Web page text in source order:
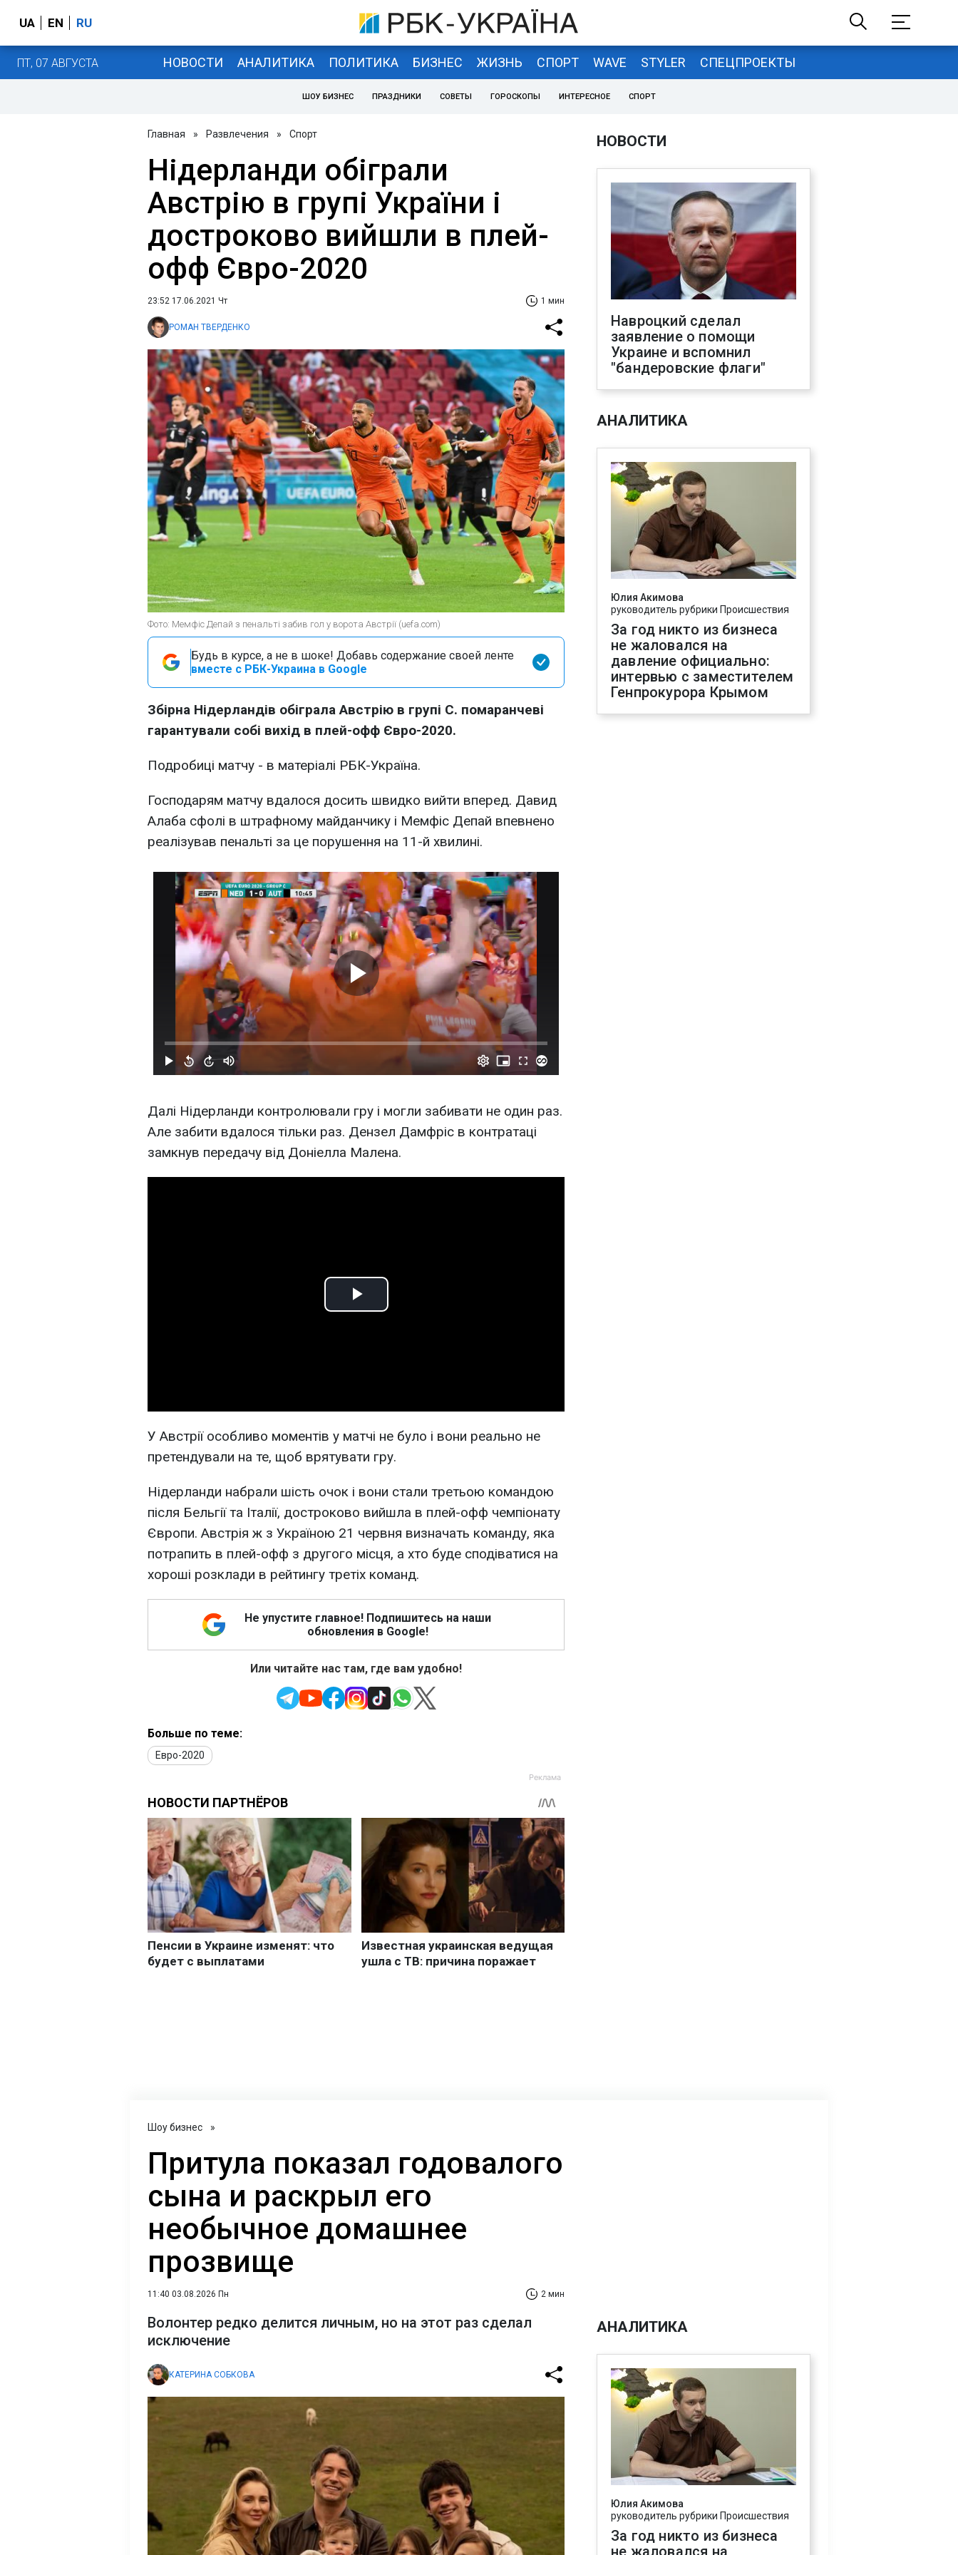
UA EN RU
ПТ, 07 АВГУСТА НОВОСТИ АНАЛИТИКА ПОЛИТИКА БИЗНЕС ЖИЗНЬ СПОРТ WAVE STYLER СПЕЦПРОЕКТЫ
ШОУ БИЗНЕС ПРАЗДНИКИ СОВЕТЫ ГОРОСКОПЫ ИНТЕРЕСНОЕ СПОРТ
Главная » Развлечения » Спорт
Нідерланди обіграли
Австрію в групі України і
достроково вийшли в плей-
офф Євро-2020
23:52 17.06.2021 Чт 1 мин
РОМАН ТВЕРДЕНКО
Фото: Мемфіс Депай з пенальті забив гол у ворота Австрії (uefa.com)
Будь в курсе, а не в шоке! Добавь содержание своей ленте
вместе с РБК-Украина в Google
Збірна Нідерландів обіграла Австрію в групі C. помаранчеві
гарантували собі вихід в плей-офф Євро-2020.
Подробиці матчу - в матеріалі РБК-Україна.
Господарям матчу вдалося досить швидко вийти вперед. Давид
Алаба сфолі в штрафному майданчику і Мемфіс Депай впевнено
реалізував пенальті за це порушення на 11-й хвилині.
Далі Нідерланди контролювали гру і могли забивати не один раз.
Але забити вдалося тільки раз. Дензел Дамфріс в контратаці
замкнув передачу від Доніелла Малена.
Play
У Австрії особливо моментів у матчі не було і вони реально не
претендували на те, щоб врятувати гру.
Нідерланди набрали шість очок і вони стали третьою командою
після Бельгії та Італії, достроково вийшла в плей-офф чемпіонату
Європи. Австрія ж з Україною 21 червня визначать команду, яка
потрапить в плей-офф з другого місця, а хто буде сподіватися на
хороші розклади в рейтингу третіх команд.
Не упустите главное! Подпишитесь на наши
обновления в Google!
Или читайте нас там, где вам удобно!
Больше по теме:
Евро-2020
НОВОСТИ
Навроцкий сделал
заявление о помощи
Украине и вспомнил
"бандеровские флаги"
АНАЛИТИКА
Юлия Акимова
руководитель рубрики Происшествия
За год никто из бизнеса
не жаловался на
давление официально:
интервью с заместителем
Генпрокурора Крымом
Шоу бизнес »
Притула показал годовалого
сына и раскрыл его
необычное домашнее
прозвище
11:40 03.08.2026 Пн 2 мин
Волонтер редко делится личным, но на этот раз сделал
исключение
КАТЕРИНА СОБКОВА
АНАЛИТИКА
Юлия Акимова
руководитель рубрики Происшествия
За год никто из бизнеса
не жаловался на